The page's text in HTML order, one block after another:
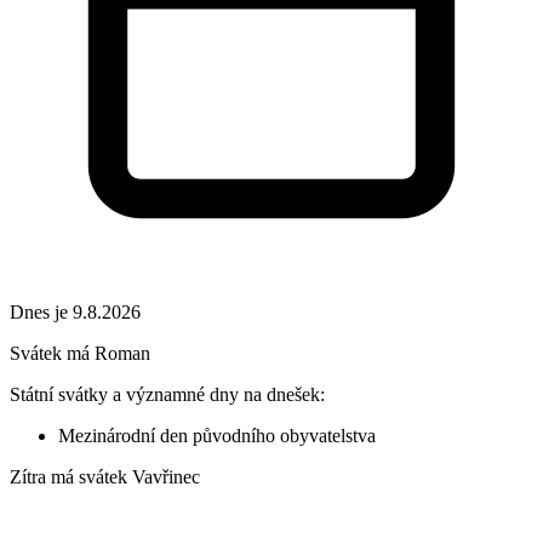
Dnes je 9.8.2026
Svátek má Roman
Státní svátky a významné dny na dnešek:
Mezinárodní den původního obyvatelstva
Zítra má svátek Vavřinec